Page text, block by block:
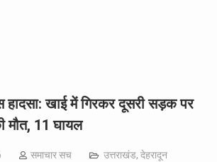
हादसा: खाई में गिरकर दूसरी सड़क पर
मौत, 11 घायल
समाचार सच उत्तराखंड, देहरादून